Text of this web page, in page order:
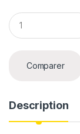
Q
u
a
Comparer
Description